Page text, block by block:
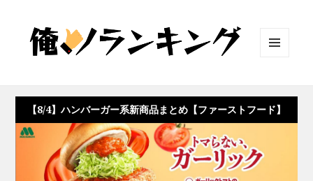
ット
【8/4】ハンバーガー系新商品まとめ【ファーストフード】